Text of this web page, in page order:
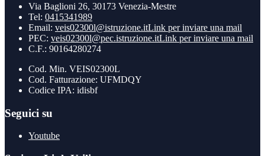
Via Baglioni 26, 30173 Venezia-Mestre
Tel: 0415341989
Email: veis02300l@istruzione.itLink per inviare una mail
PEC: veis02300l@pec.istruzione.itLink per inviare una mail
C.F.: 90164280274
Cod. Min. VEIS02300L
Cod. Fatturazione: UFMDQY
Codice IPA: idisbf
Seguici su
Youtube